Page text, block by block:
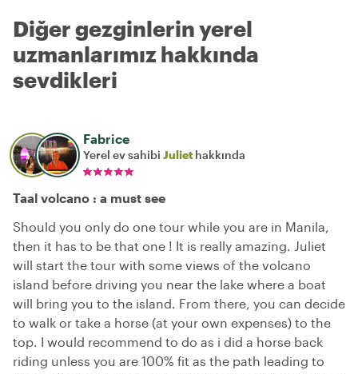
Diğer gezginlerin yerel
uzmanlarımız hakkında
sevdikleri
Fabrice
Yerel ev sahibi Juliet hakkında
Taal volcano : a must see
Should you only do one tour while you are in Manila,
then it has to be that one ! It is really amazing. Juliet
will start the tour with some views of the volcano
island before driving you near the lake where a boat
will bring you to the island. From there, you can decide
to walk or take a horse (at your own expenses) to the
top. I would recommend to do as i did a horse back
riding unless you are 100% fit as the path leading to